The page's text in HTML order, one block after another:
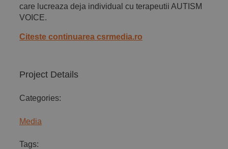
Magazin
care lucreaza deja individual cu terapeutii AUTISM
VOICE.
Citeste continuarea csrmedia.ro
Project Details
Categories:
Media
Tags: